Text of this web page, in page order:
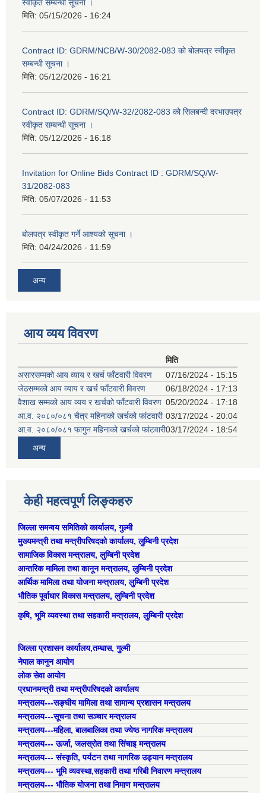
स्वीकृत सम्बन्धी सूचना ।
मिति: 05/15/2026 - 16:24
Contract ID: GDRM/NCB/W-30/2082-083 को बोलपत्र स्वीकृत
सम्बन्धी सूचना ।
मिति: 05/12/2026 - 16:21
Contract ID: GDRM/SQ/W-32/2082-083 को सिलबन्दी दरभाउपत्र
स्वीकृत सम्बन्धी सूचना ।
मिति: 05/12/2026 - 16:18
Invitation for Online Bids Contract ID : GDRM/SQ/W-
31/2082-083
मिति: 05/07/2026 - 11:53
बोलपत्र स्वीकृत गर्ने आश्यको सूचना ।
मिति: 04/24/2026 - 11:59
अन्य
आय व्यय विवरण
मिति
असारसम्मको आय व्याय र खर्च फाँटवारी विवरण
07/16/2024 - 15:15
जेठसम्मको आय व्याय र खर्च फाँटवारी विवरण
06/18/2024 - 17:13
वैशाख सम्मको आय व्यय र खर्चको फाँटवारी विवरण 05/20/2024 - 17:18
आ.व. २०८०/०८१ चैत्र महिनाको खर्चको फांटवारी 03/17/2024 - 20:04
आ.व. २०८०/०८१ फागुन महिनाको खर्चको फांटवारी03/17/2024 - 18:54
अन्य
केही महत्वपूर्ण लिङ्कहरु
जिल्ला समन्वय समितिको कार्यालय, गुल्मी
मुख्यमन्त्री तथा मन्त्रीपरिषदको कार्यालय, लुम्बिनी प्रदेश
सामाजिक विकास मन्त्रालय, लुम्बिनी प्रदेश
आन्तरिक मामिला तथा कानून मन्त्रालय, लुम्बिनी प्रदेश
आर्थिक मामिला तथा योजना मन्त्रालय, लुम्बिनी प्रदेश
भौतिक पूर्वाधार विकास मन्त्रालय, लुम्बिनी प्रदेश
कृषि, भूमि व्यवस्था तथा सहकारी मन्त्रालय, लुम्बिनी प्रदेश
जिल्ला प्रशासन कार्यालय,तम्घास, गुल्मी
नेपाल कानुन आयोग
लोक सेवा आयोग
प्रधानमन्त्री तथा मन्त्रीपरिषदको कार्यालय
मन्त्रालय---सङ्घीय मामिला तथा सामान्य प्रशासन मन्त्रालय
मन्त्रालय---सूचना तथा सञ्चार मन्त्रालय
मन्त्रालय---महिला, बालबालिका तथा ज्येष्ठ नागरिक मन्त्रालय
मन्त्रालय--- ऊर्जा, जलस्रोत तथा सिंचाइ मन्त्रालय
मन्त्रालय--- संस्कृति, पर्यटन तथा नागरिक उड्यान मन्त्रालय
मन्त्रालय--- भूमि व्यवस्था,सहकारी तथा गरिबी निवारण मन्त्रालय
मन्त्रालय--- भौतिक योजना तथा निमाण मन्त्रालय